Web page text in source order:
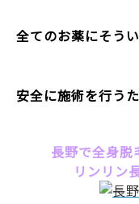
全てのお薬にそう
安全に施術を行う
長野で全身
リンリ